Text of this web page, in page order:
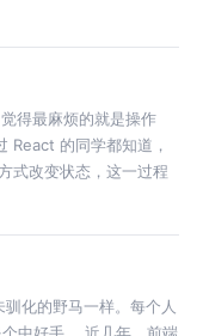
得最麻烦的就是操作
React 的同学都知道，
式改变状态，这一过程
下的…
化的野马一样。每个人